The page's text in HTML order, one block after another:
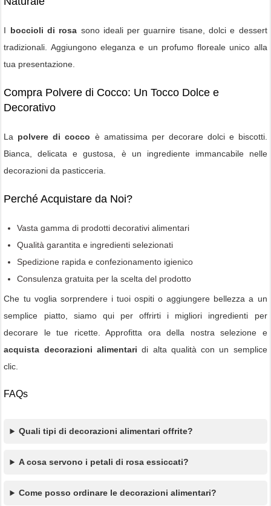
I boccioli di rosa sono ideali per guarnire tisane, dolci e dessert
tradizionali. Aggiungono eleganza e un profumo floreale unico alla
tua presentazione.
Compra Polvere di Cocco: Un Tocco Dolce e
Decorativo
La polvere di cocco è amatissima per decorare dolci e biscotti.
Bianca, delicata e gustosa, è un ingrediente immancabile nelle
decorazioni da pasticceria.
Perché Acquistare da Noi?
Vasta gamma di prodotti decorativi alimentari
Qualità garantita e ingredienti selezionati
Spedizione rapida e confezionamento igienico
Consulenza gratuita per la scelta del prodotto
Che tu voglia sorprendere i tuoi ospiti o aggiungere bellezza a un
semplice piatto, siamo qui per offrirti i migliori ingredienti per
decorare le tue ricette. Approfitta ora della nostra selezione e
acquista decorazioni alimentari di alta qualità con un semplice
clic.
FAQs
Quali tipi di decorazioni alimentari offrite?
A cosa servono i petali di rosa essiccati?
Come posso ordinare le decorazioni alimentari?